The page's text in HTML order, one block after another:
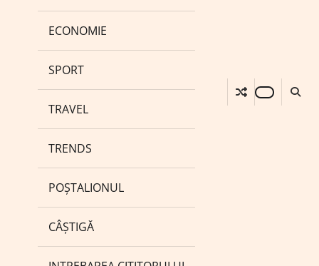
ECONOMIE
SPORT
TRAVEL
TRENDS
POȘTALIONUL
CÂȘTIGĂ